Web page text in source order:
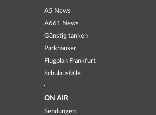
A5 News
A661 News
Günstig tanken
Parkhäuser
Flugplan Frankfurt
Schulausfälle
ON AIR
Sendungen